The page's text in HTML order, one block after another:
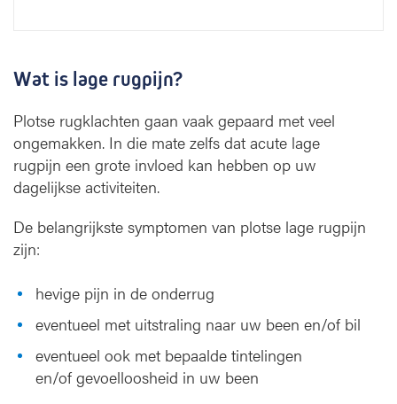
Wat is lage rugpijn?
Plotse rugklachten gaan vaak gepaard met veel
ongemakken. In die mate zelfs dat acute lage
rugpijn een grote invloed kan hebben op uw
dagelijkse activiteiten.
De belangrijkste symptomen van plotse lage rugpijn
zijn:
hevige pijn in de onderrug
eventueel met uitstraling naar uw been en/of bil
eventueel ook met bepaalde tintelingen
en/of gevoelloosheid in uw been